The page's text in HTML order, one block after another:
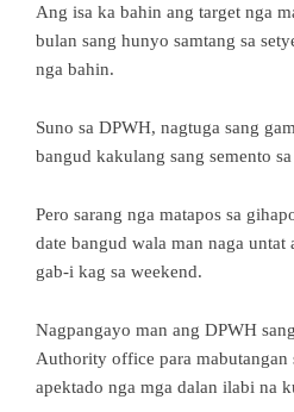
Ang isa ka bahin ang target nga
bulan sang hunyo samtang sa
nga bahin.
Suno sa DPWH, nagtuga sang
bangud kakulang sang semento
Pero sarang nga matapos sa
date bangud wala man naga untat
gab-i kag sa weekend.
Nagpangayo man ang DPWH
Authority office para mabutangan
apektado nga mga dalan ilabi na